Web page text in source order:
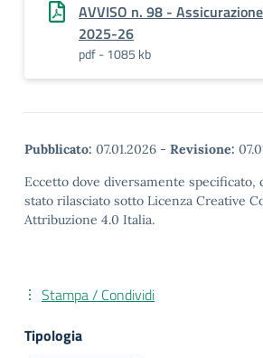
AVVISO n. 98 -
2025-26
pdf - 1085 kb
Pubblicato: 07.01.2026 - Revisione:
Eccetto dove diversamente specificato,
stato rilasciato sotto Licenza Creative
Attribuzione 4.0 Italia.
Stampa / Condividi
Tipologia